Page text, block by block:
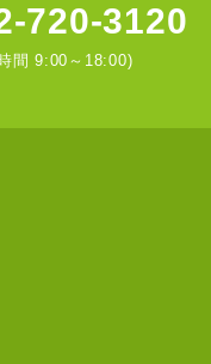
720-3120
間 9:00～18:00)